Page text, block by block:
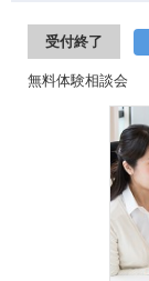
受付終了
無料体験相談会